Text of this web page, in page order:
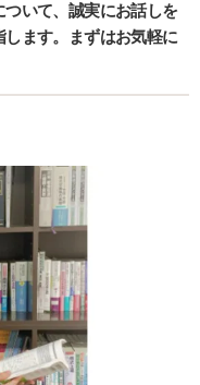
いて、誠実にお話しを
ます。まずはお気軽に